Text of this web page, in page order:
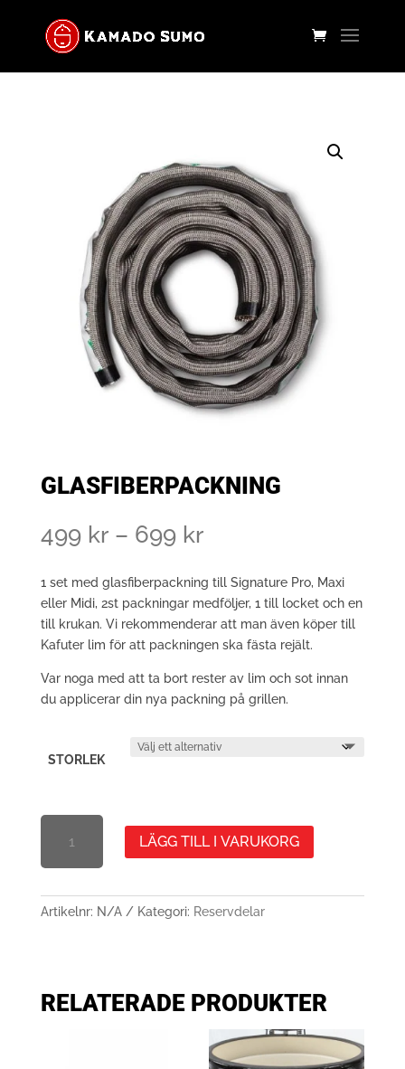
GLASFIBERPACKNING
499 kr – 699 krPrisintervall:
till
699 kr
1 set med glasfiberpackning till Signature Pro, Maxi
eller Midi, 2st packningar medföljer, 1 till locket och en
till krukan. Vi rekommenderar att man även köper till
Kafuter lim för att packningen ska fästa rejält.
Var noga med att ta bort rester av lim och sot innan
du applicerar din nya packning på grillen.
STORLEK
GLASFIBERPACKNING
MÄNGD
LÄGG TILL I VARUKORG
Artikelnr: N/A Kategori: Reservdelar
RELATERADE PRODUKTER